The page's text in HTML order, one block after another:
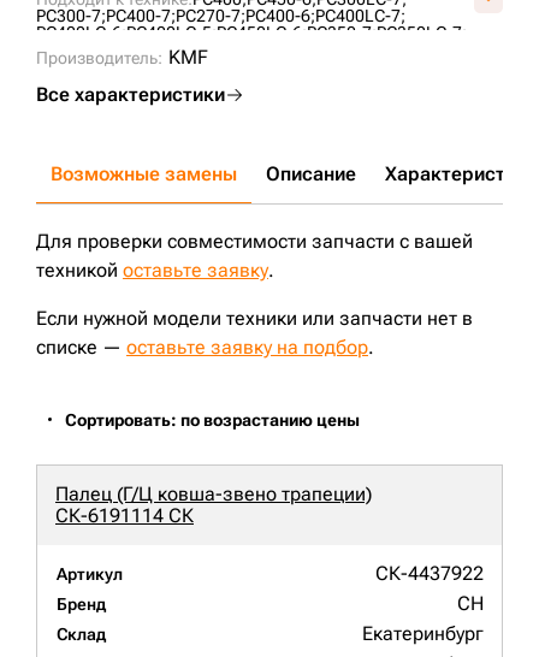
208-30-00431;KM2980;KM3537;KM3538;UH099K0A;
UH106K1A;VC404000;VKM3538V;
PC300-7;PC400-7;PC270-7;PC400-6;PC400LC-7;
PC400LC-6;PC400LC-5;PC450LC-6;PC350-7;PC350LC-7;
XE335;
PC340NLC-7K;XE370;
Производитель: KMF
Все характеристики
Возможные замены Описание Характеристики
Для проверки совместимости запчасти с вашей
техникой оставьте заявку.
Если нужной модели техники или запчасти нет в
списке — оставьте заявку на подбор.
Сортировать: по возрастанию цены
Палец (Г/Ц ковша-звено трапеции)
СК-6191114 СК
Артикул СК-4437922
Бренд CH
Склад Екатеринбург